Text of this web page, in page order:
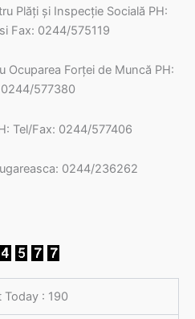
Plăți și Inspecție Socială PH:
Fax: 0244/575119
Ocuparea Forţei de Muncă PH:
0244/577380
Tel/Fax: 0244/577406
0244/236262
Today : 190